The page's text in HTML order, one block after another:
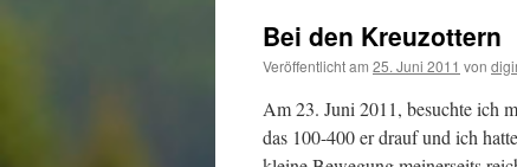
Bei den Kreuzottern
Veröffentlicht am 25. Juni 2011 von
Am 23. Juni 2011, besuchte ich
das 100-400 er drauf und ich